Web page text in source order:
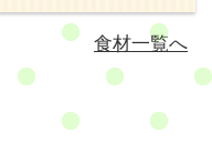
食材一覧へ